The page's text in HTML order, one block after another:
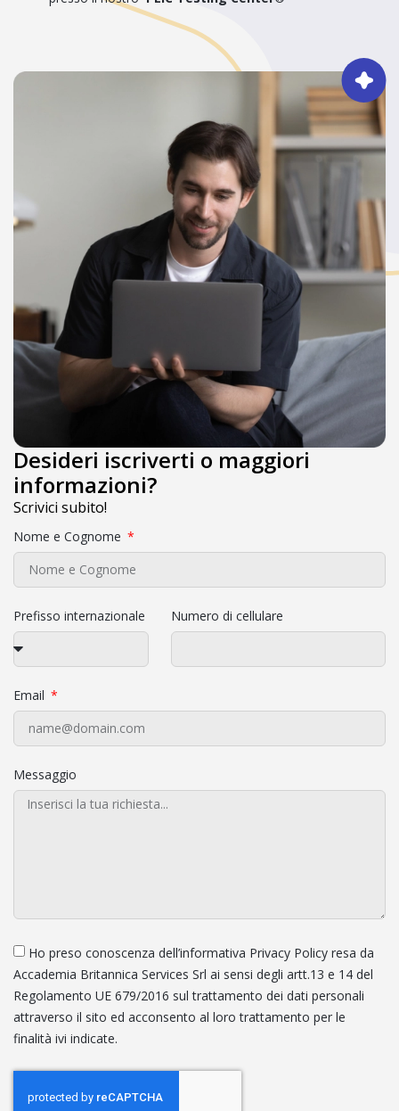
Desideri iscriverti o maggiori
informazioni?
Scrivici subito!
Nome e Cognome
Prefisso internazionale Numero di cellulare
Email
Messaggio
Ho preso conoscenza dell’informativa Privacy Policy resa da
Accademia Britannica Services Srl ai sensi degli artt.13 e 14 del
Regolamento UE 679/2016 sul trattamento dei dati personali
attraverso il sito ed acconsento al loro trattamento per le
finalità ivi indicate.